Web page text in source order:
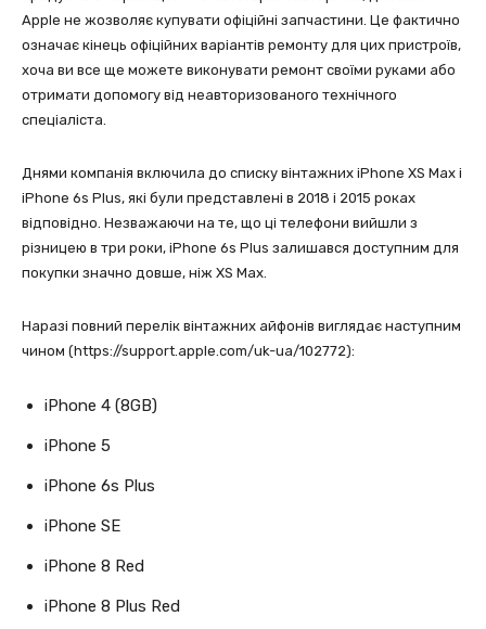
Apple не жозволяє купувати офіційні запчастини. Це фактично
означає кінець офіційних варіантів ремонту для цих пристроїв,
хоча ви все ще можете виконувати ремонт своїми руками або
отримати допомогу від неавторизованого технічного
спеціаліста.
Днями компанія включила до списку вінтажних iPhone XS Max і
iPhone 6s Plus, які були представлені в 2018 і 2015 роках
відповідно. Незважаючи на те, що ці телефони вийшли з
різницею в три роки, iPhone 6s Plus залишався доступним для
покупки значно довше, ніж XS Max.
Наразі повний перелік вінтажних айфонів виглядає наступним
чином (https://support.apple.com/uk-ua/102772):
iPhone 4 (8GB)
iPhone 5
iPhone 6s Plus
iPhone SE
iPhone 8 Red
iPhone 8 Plus Red